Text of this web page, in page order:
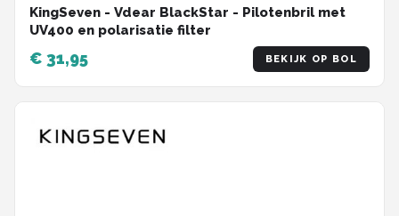
KingSeven - Vdear BlackStar - Pilotenbril met
UV400 en polarisatie filter
€ 31,95 BEKIJK OP BOL